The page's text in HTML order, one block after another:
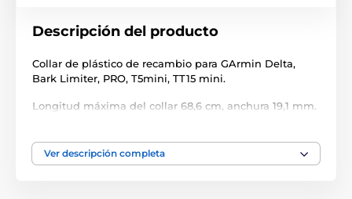
Descripción del producto
Collar de plástico de recambio para GArmin Delta,
Bark Limiter, PRO, T5mini, TT15 mini.
Longitud máxima del collar 68,6 cm, anchura 19,1 mm.
Las especificaciones técnicas pueden cambiar sin
previo aviso. Las imágenes tienen únicamente
Ver descripción completa